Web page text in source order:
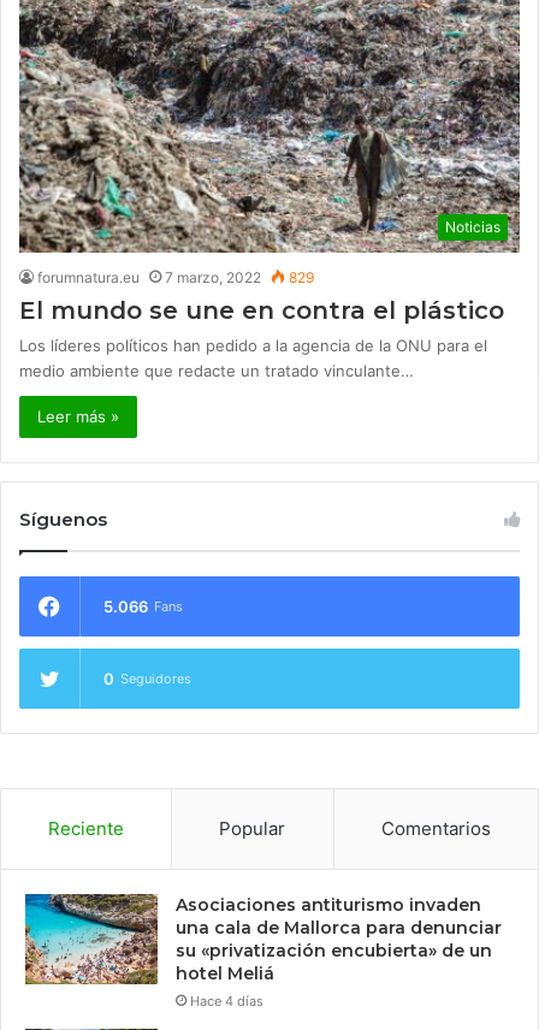
Noticias
forumnatura.eu 7 marzo, 2022 829
El mundo se une en contra el plástico
Los líderes políticos han pedido a la agencia de la ONU para el
medio ambiente que redacte un tratado vinculante…
Leer más »
Síguenos
5.066 Fans
0 Seguidores
Reciente Popular Comentarios
Asociaciones antiturismo invaden
una cala de Mallorca para denunciar
su «privatización encubierta» de un
hotel Meliá
Hace 4 días